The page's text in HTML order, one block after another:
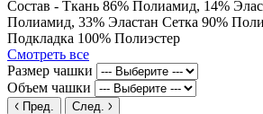
Состав - Ткань 86% Полиамид, 14%
Полиамид, 33% Эластан Сетка 90%
Подкладка 100% Полиэстер
Смотреть все
Размер чашки
Объем чашки
Пред. След.